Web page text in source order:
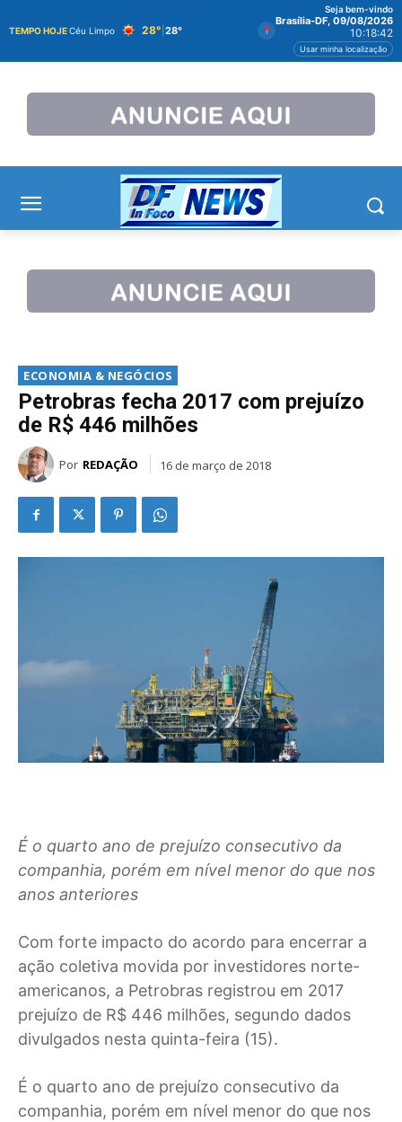
TEMPO HOJECéu Limpo 28° 28°
Seja bem-vindo
Brasília-DF, 09/08/2026
10:18:43
Usar minha localização
ECONOMIA & NEGÓCIOS
Petrobras fecha 2017 com prejuízo
de R$ 446 milhões
Por REDAÇÃO 16 de março de 2018
É o quarto ano de prejuízo consecutivo da
companhia, porém em nível menor do que nos
anos anteriores
Com forte impacto do acordo para encerrar a
ação coletiva movida por investidores norte-
americanos, a Petrobras registrou em 2017
prejuízo de R$ 446 milhões, segundo dados
divulgados nesta quinta-feira (15).
É o quarto ano de prejuízo consecutivo da
companhia, porém em nível menor do que nos